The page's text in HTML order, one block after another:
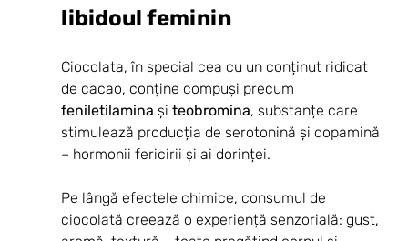
libidoul feminin
Ciocolata, în special cea cu un conținut ridicat
de cacao, conține compuși precum
feniletilamina și teobromina, substanțe care
stimulează producția de serotonină și dopamină
– hormonii fericirii și ai dorinței.
Pe lângă efectele chimice, consumul de
ciocolată creează o experiență senzorială: gust,